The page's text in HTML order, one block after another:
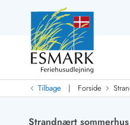
Last Minute
Last minute
Tilbage | Forside
Strandnært